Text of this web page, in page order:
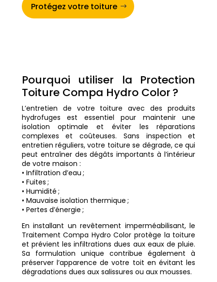
Protégez votre toiture
Pourquoi utiliser la Protection
Toiture Compa Hydro Color ?
L’entretien de votre toiture avec des produits
hydrofuges est essentiel pour maintenir une
isolation optimale et éviter les réparations
complexes et coûteuses. Sans inspection et
entretien réguliers, votre toiture se dégrade, ce qui
peut entraîner des dégâts importants à l’intérieur
de votre maison :
• Infiltration d’eau ;
• Fuites ;
• Humidité ;
• Mauvaise isolation thermique ;
• Pertes d’énergie ;
En installant un revêtement imperméabilisant, le
Traitement Compa Hydro Color protège la toiture
et prévient les infiltrations dues aux eaux de pluie.
Sa formulation unique contribue également à
préserver l’apparence de votre toit en évitant les
dégradations dues aux salissures ou aux mousses.